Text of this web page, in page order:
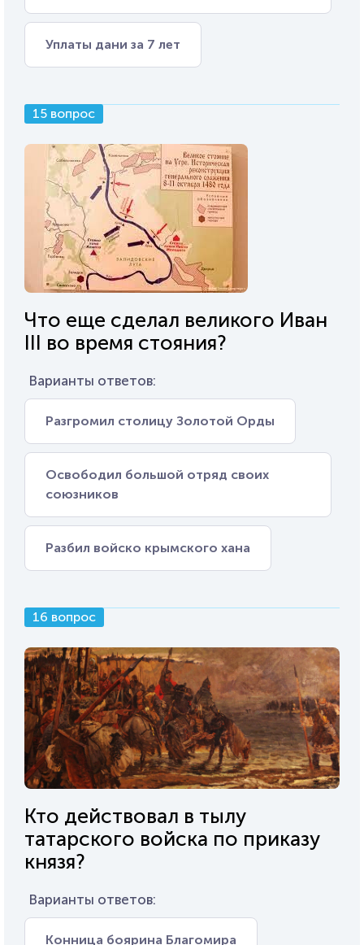
Уплаты дани за 7 лет
15 вопрос
Что еще сделал великого Иван
III во время стояния?
Варианты ответов:
Разгромил столицу Золотой Орды
Освободил большой отряд своих
союзников
Разбил войско крымского хана
16 вопрос
Кто действовал в тылу
татарского войска по приказу
князя?
Варианты ответов:
Конница боярина Благомира